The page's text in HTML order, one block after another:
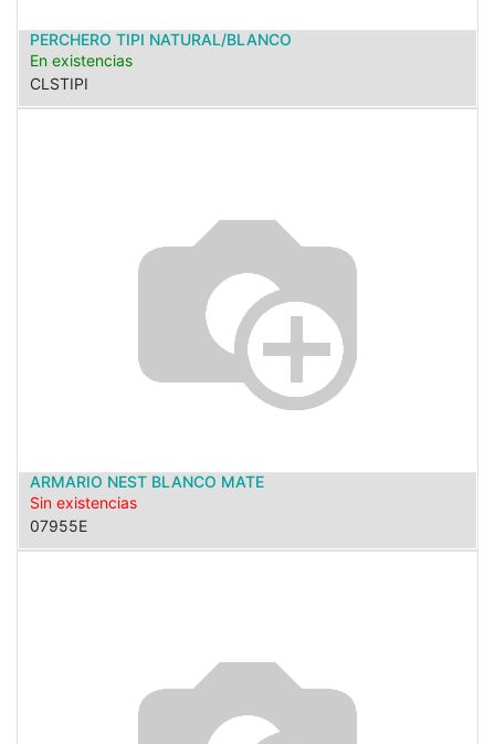
PERCHERO TIPI NATURAL/BLANCO
En existencias
CLSTIPI
ARMARIO NEST BLANCO MATE
Sin existencias
07955E